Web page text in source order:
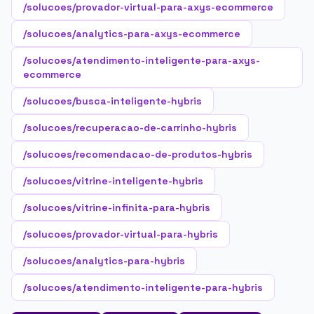
/solucoes/provador-virtual-para-axys-ecommerce
/solucoes/analytics-para-axys-ecommerce
/solucoes/atendimento-inteligente-para-axys-
ecommerce
/solucoes/busca-inteligente-hybris
/solucoes/recuperacao-de-carrinho-hybris
/solucoes/recomendacao-de-produtos-hybris
/solucoes/vitrine-inteligente-hybris
/solucoes/vitrine-infinita-para-hybris
/solucoes/provador-virtual-para-hybris
/solucoes/analytics-para-hybris
/solucoes/atendimento-inteligente-para-hybris